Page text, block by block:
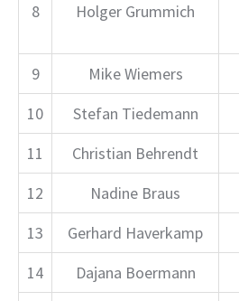
8
Holger Grummich
9
Mike Wiemers
10
Stefan Tiedemann
11
Christian Behrendt
12
Nadine Braus
13
Gerhard Haverkamp
14
Dajana Boermann